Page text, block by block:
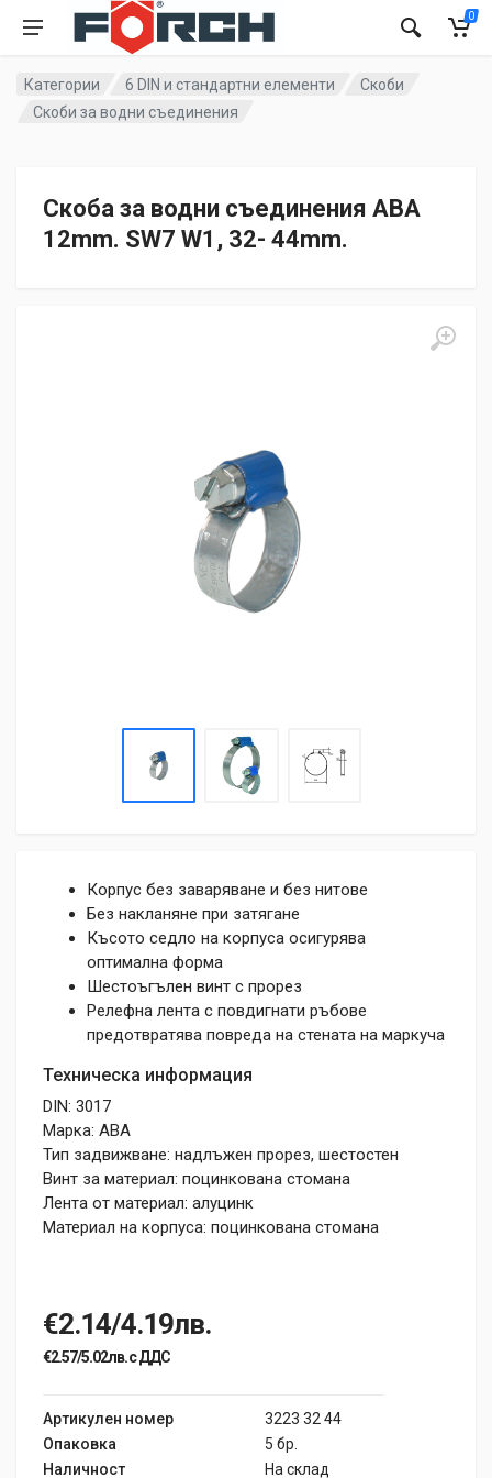
0
Категории 6 DIN и стандартни елементи
Скоби
Скоби за водни съединения
Скоба за водни съединения ABA
12mm. SW7 W1, 32- 44mm.
Корпус без заваряване и без нитове
Без накланяне при затягане
Късото седло на корпуса осигурява
оптимална форма
Шестоъгълен винт с прорез
Релефна лента с повдигнати ръбове
предотвратява повреда на стената на маркуча
Техническа информация
DIN: 3017
Марка: ABA
Тип задвижване: надлъжен прорез, шестостен
Винт за материал: поцинкована стомана
Лента от материал: алуцинк
Материал на корпуса: поцинкована стомана
€2.14/4.19лв.
€2.57/5.02лв. с ДДС
Артикулен номер
3223 32 44
Опаковка
5 бр.
Наличност
На склад